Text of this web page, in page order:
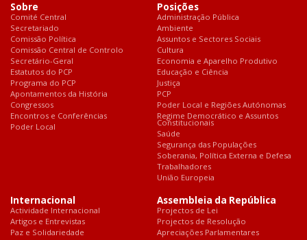
Sobre
Comité Central
Secretariado
Comissão Política
Comissão Central de Controlo
Secretário-Geral
Estatutos do PCP
Programa do PCP
Apontamentos da História
Congressos
Encontros e Conferências
Poder Local
Posições
Administração Pública
Ambiente
Assuntos e Sectores Sociais
Cultura
Economia e Aparelho Produtivo
Educação e Ciência
Justiça
PCP
Poder Local e Regiões Autónomas
Regime Democrático e Assuntos
Constitucionais
Saúde
Segurança das Populações
Soberania, Política Externa e Defesa
Trabalhadores
União Europeia
Internacional
Actividade Internacional
Artigos e Entrevistas
Paz e Solidariedade
Assembleia da República
Projectos de Lei
Projectos de Resolução
Apreciações Parlamentares